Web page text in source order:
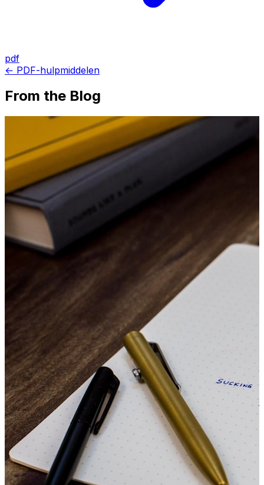
pdf
← PDF-hulpmiddelen
From the Blog